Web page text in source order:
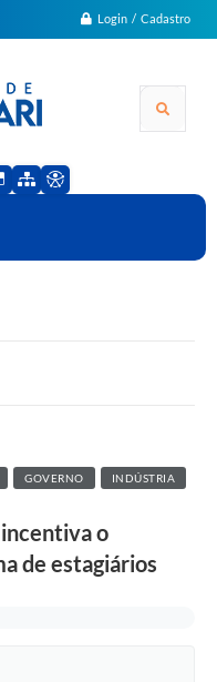
Login / Cadastro
GOVERNO INDÚSTRIA
o
de estagiários